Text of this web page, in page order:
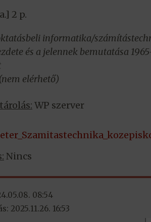
2 p.
informatika/
és a jelennek bemutatása
elérhető)
WP szerver
Nincs
08:54
2025.11.26. 16:53